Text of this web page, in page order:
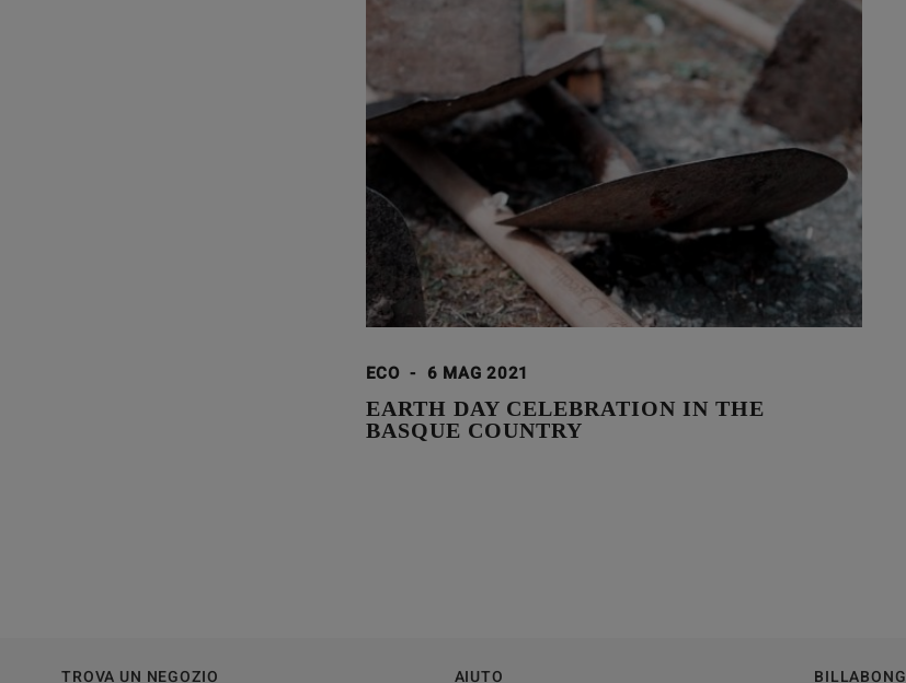
ECO - 6 MAG 2021
EARTH DAY CELEBRATION IN THE
BASQUE COUNTRY
TROVA UN NEGOZIO AIUTO BILLABONG